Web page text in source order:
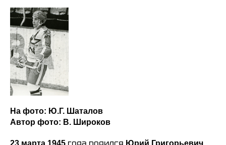
На фото: Ю.Г. Шаталов
Автор фото: В. Широков
23 марта 1945
Юрий Григорьевич